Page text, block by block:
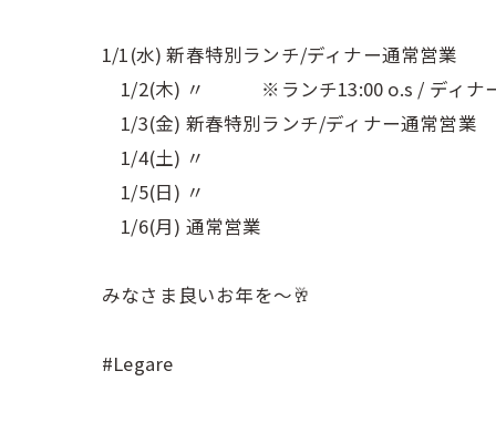
1/1(水) 新春特別ランチ/ディナー通常営業
1/2(木) 〃 ※ランチ13:00 o.s / ディナ
1/3(金) 新春特別ランチ/ディナー通常営業
1/4(土) 〃
1/5(日) 〃
1/6(月) 通常営業
みなさま良いお年を〜🥂
#Legare